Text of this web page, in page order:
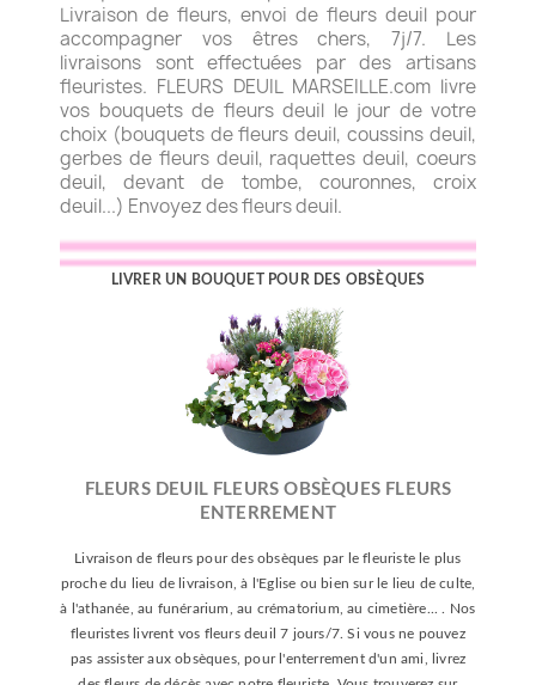
Livraison de fleurs, envoi de fleurs deuil pour
accompagner vos êtres chers, 7j/7. Les
livraisons sont effectuées par des artisans
fleuristes. FLEURS DEUIL MARSEILLE.com livre
vos bouquets de fleurs deuil le jour de votre
choix (bouquets de fleurs deuil, coussins deuil,
gerbes de fleurs deuil, raquettes deuil, coeurs
deuil, devant de tombe, couronnes, croix
deuil...) Envoyez des fleurs deuil.
LIVRER UN BOUQUET POUR DES OBSÈQUES
FLEURS DEUIL FLEURS OBSÈQUES FLEURS
ENTERREMENT
Livraison de fleurs pour des obsèques par le fleuriste le plus
proche du lieu de livraison, à l'Eglise ou bien sur le lieu de culte,
à l'athanée, au funérarium, au crématorium, au cimetière... . Nos
fleuristes livrent vos fleurs deuil 7 jours/7. Si vous ne pouvez
pas assister aux obsèques, pour l'enterrement d'un ami, livrez